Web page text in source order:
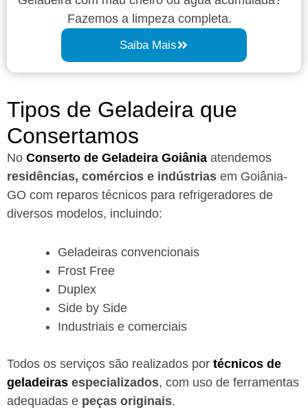
Fazemos a limpeza completa.
Saiba Mais
Tipos de Geladeira que
Consertamos
No Conserto de Geladeira Goiânia atendemos
residências, comércios e indústrias em Goiânia-
GO com reparos técnicos para refrigeradores de
diversos modelos, incluindo:
Geladeiras convencionais
Frost Free
Duplex
Side by Side
Industriais e comerciais
Todos os serviços são realizados por técnicos de
geladeiras especializados, com uso de ferramentas
adequadas e peças originais.